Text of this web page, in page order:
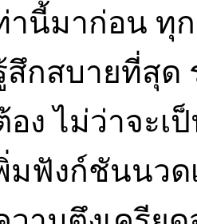
านี้มาก่อน ทุ
กสบายที่สุด
อง ไม่ว่าจะเ
มฟังก์ชันนวด